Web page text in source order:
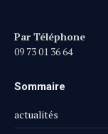
Par Téléphone
09 73 01 36 64
Sommaire
actualités